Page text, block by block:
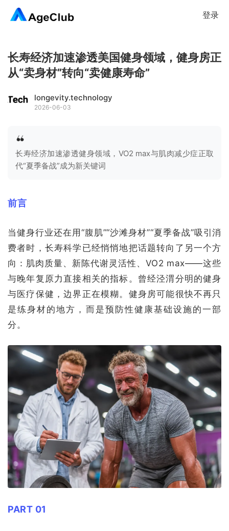
登录
长寿经济加速渗透美国健身领域，健身房正
从“卖身材”转向“卖健康寿命”
longevity.technology
2026-06-03
长寿经济加速渗透健身领域，VO2 max与肌肉减少症正取
代“夏季备战”成为新关键词
前言
当健身行业还在用“腹肌”“沙滩身材”“夏季备战”吸引消
费者时，长寿科学已经悄悄地把话题转向了另一个方
向：肌肉质量、新陈代谢灵活性、VO2 max——这些
与晚年复原力直接相关的指标。曾经泾渭分明的健身
与医疗保健，边界正在模糊。健身房可能很快不再只
是练身材的地方，而是预防性健康基础设施的一部
分。
PART 01